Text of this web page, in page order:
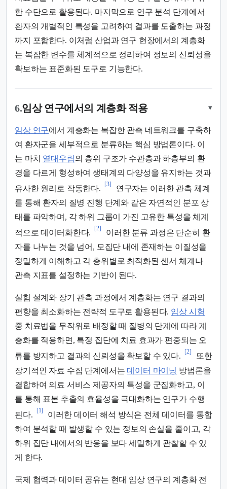
한 수단으로 활용된다. 마지막으로 연구 분석 단계에서
환자의 개별적인 특성을 고려하여 결과를 도출하는 과정
까지 포함한다. 이처럼 산업과 연구 현장에서의 계층화
는 복잡한 변수를 체계적으로 정리하여 정보의 신뢰성을
확보하는 표준화된 도구로 기능한다.
6.임상 연구에서의 계층화 적용 ▾
임상 연구에서 계층화는 복잡한 관측 네트워크를 구축하
여 환자군을 세부적으로 분류하는 핵심 방법론이다. 이
는 마치 열대우림의 층위 구조가 수관층과 하층부의 환
경을 다르게 형성하여 생태계의 다양성을 유지하는 것과
유사한 원리로 작동한다.
[3]
연구자는 이러한 관측 체계
를 통해 환자의 질병 진행 단계와 같은 자연적인 분포 상
태를 파악하며, 각 하위 그룹이 가진 고유한 특성을 체계
적으로 데이터화한다.
[2]
이러한 분류 과정은 단순히 환
자를 나누는 것을 넘어, 모집단 내에 존재하는 이질성을
정밀하게 이해하고 각 층위별로 최적화된 센서 체계나
관측 지표를 설정하는 기반이 된다.
실험 설계와 장기 관측 과정에서 계층화는 연구 결과의
편향을 최소화하는 전략적 도구로 활용된다. 임상 시험
중 치료법을 무작위로 배정할 때 질병의 단계에 따라 계
층화를 적용하면, 특정 집단에 치료 효과가 편중되는 오
류를 방지하고 결과의 신뢰성을 확보할 수 있다.
[2]
또한
장기적인 자료 수집 단계에서는데이터 마이닝 방법론을
결합하여 의료 서비스 제공자의 특성을 군집화하고, 이
를 통해 표본 추출의 효율성을 극대화하는 연구가 수행
된다.
[1]
이러한 데이터 해석 방식은 전체 데이터를 통합
하여 분석할 때 발생할 수 있는 정보의 손실을 줄이고, 각
하위 집단 내에서의 반응을 보다 세밀하게 관찰할 수 있
게 한다.
국제 협력과 데이터 공유는 현대 임상 연구의 계층화 전